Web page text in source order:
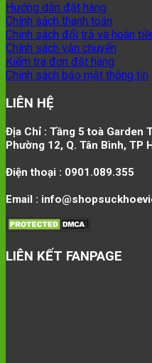
Hướng dẫn đặt hàng
Chính sách thanh toán
Chính sách đổi trả và hoàn
Chính sách vận chuyển
Kiểm tra đơn đặt hàng
Chính sách bảo mật thông tin
LIÊN HỆ
Địa Chỉ : Tầng 5 toà Garden
Phường 12, Q. Tân Bình, TP
Điện thoại : 0901.089.355
Email :
LIÊN KẾT FANPAGE